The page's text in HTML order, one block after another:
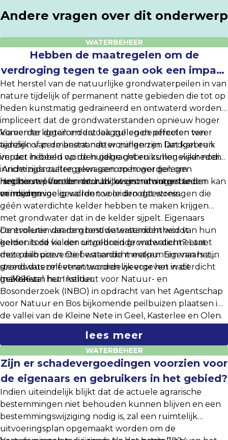
Andere vragen over dit onderwerp
WATERBEHEER
Hebben de maatregelen om de
verdroging tegen te gaan ook een impact
op andere eigenaars of gebruikers dan de
landbouw?
Het herstel van de natuurlijke grondwaterpeilen in van
nature tijdelijk of permanent natte gebieden die tot op
heden kunstmatig gedraineerd en ontwaterd worden
impliceert dat de grondwaterstanden opnieuw hoger
komen te liggen en dat laaggelegen percelen weer
tijdelijk of permanent natter zullen zijn. Dat kan een
impact hebben op de huidige gebruiksmogelijkheden.
Anderzijds zullen gewassen op hoger gelegen
landbouwpercelen en habitats in natuurgebieden
minder gevoelig worden voor droogtestress.
Via verder detailonderzoek zullen de effecten ten
aanzien van de bestaande woningen en landgebruik
verder in beeld worden gebracht en zullen waar nodig
inrichtingsmaatregelen genomen worden om
negatieve effecten door bv. overstromingen te
vermijden.
Het herstel van de natuurlijke grondwaterstanden kan
er in sommige gevallen toe leiden dat woningen die
géén waterdichte kelder hebben te maken krijgen
met grondwater dat in de kelder sijpelt. Eigenaars
controleren daarom best de waterdichtheid van hun
kelder. Is de kelder onvoldoende waterdicht? Laat
deze dan preventief waterdicht maken. Eigenaars zijn
steeds dus zelf verantwoordelijk voor het waterdicht
maken van hun kelder.
De evolutie van de grondwaterstanden wordt
gemonitord via een uitgebreid grondwatermeetnet
met peilbuizen. De bestaande meetpunten van het
grondwatermeetnet worden weergeven in dit
geoloket:
In 2026 zal het Instituut voor Natuur- en
Bosonderzoek (INBO) in opdracht van het Agentschap
voor Natuur en Bos bijkomende peilbuizen plaatsen in
de vallei van de Kleine Nete in Geel, Kasterlee en Olen.
hydrologische herstelmaatregelen op de
grondwaterstanden in het gebied opgevolgd kunnen
worden. In de peilbuis zit een datalogger die twee maal
per jaar (zowel in de zomer als in de winter) uitgelezen
wordt. De meetgegevens zullen na verwerkingen en
validatie publiek toegankelijk zijn via de Databank
Ondergrond Vlaanderen (DOV) (rubriek Grondwater >
Grondwateronderzoek) en/of de WATINA-databank
(mits login).
lees meer
WATERBEHEER
Zijn er schadevergoedingen voorzien voor
de eigenaars en gebruikers in het gebied?
Indien uiteindelijk blijkt dat de actuele agrarische
bestemmingen niet behouden kunnen blijven en een
bestemmingswijziging nodig is, zal een ruimtelijk
uitvoeringsplan opgemaakt worden om de